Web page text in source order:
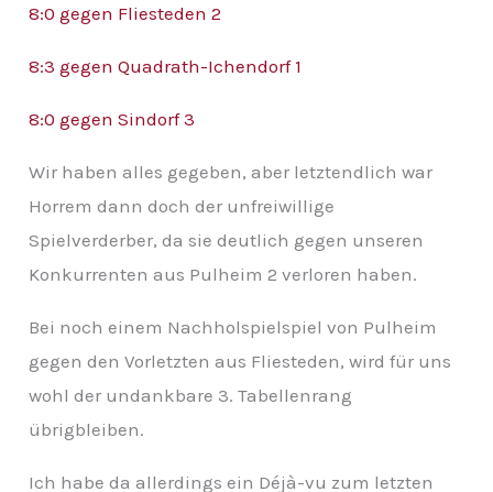
8:0 gegen Fliesteden 2
8:3 gegen Quadrath-Ichendorf 1
8:0 gegen Sindorf 3
Wir haben alles gegeben, aber letztendlich war
Horrem dann doch der unfreiwillige
Spielverderber, da sie deutlich gegen unseren
Konkurrenten aus Pulheim 2 verloren haben.
Bei noch einem Nachholspielspiel von Pulheim
gegen den Vorletzten aus Fliesteden, wird für uns
wohl der undankbare 3. Tabellenrang
übrigbleiben.
Ich habe da allerdings ein Déjà-vu zum letzten